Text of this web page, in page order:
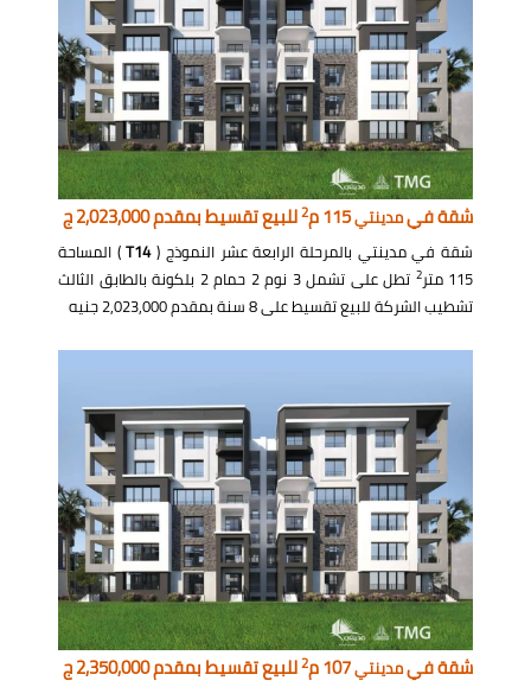
شقة فيمدينتي115 م 2للبيع تقسيط بمقدم 2,023,000 ج
شقة في مدينتي بالمرحلة الرابعة عشر النموذج (T14) المساحة
115 متر
2
تطل على تشمل 3 نوم 2 حمام 2 بلكونة بالطابق الثالث
تشطيب الشركة للبيع تقسيط على 8 سنة بمقدم 2,023,000 جنيه
شقة فيمدينتي 2للبيع تقسيط بمقدم 2,350,000 ج